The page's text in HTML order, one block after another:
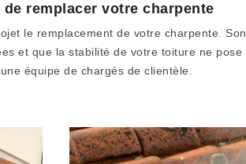
remplacer votre charpente
le remplacement de votre charpente. Son
et que la stabilité de votre toiture ne pose
équipe de chargés de clientèle.